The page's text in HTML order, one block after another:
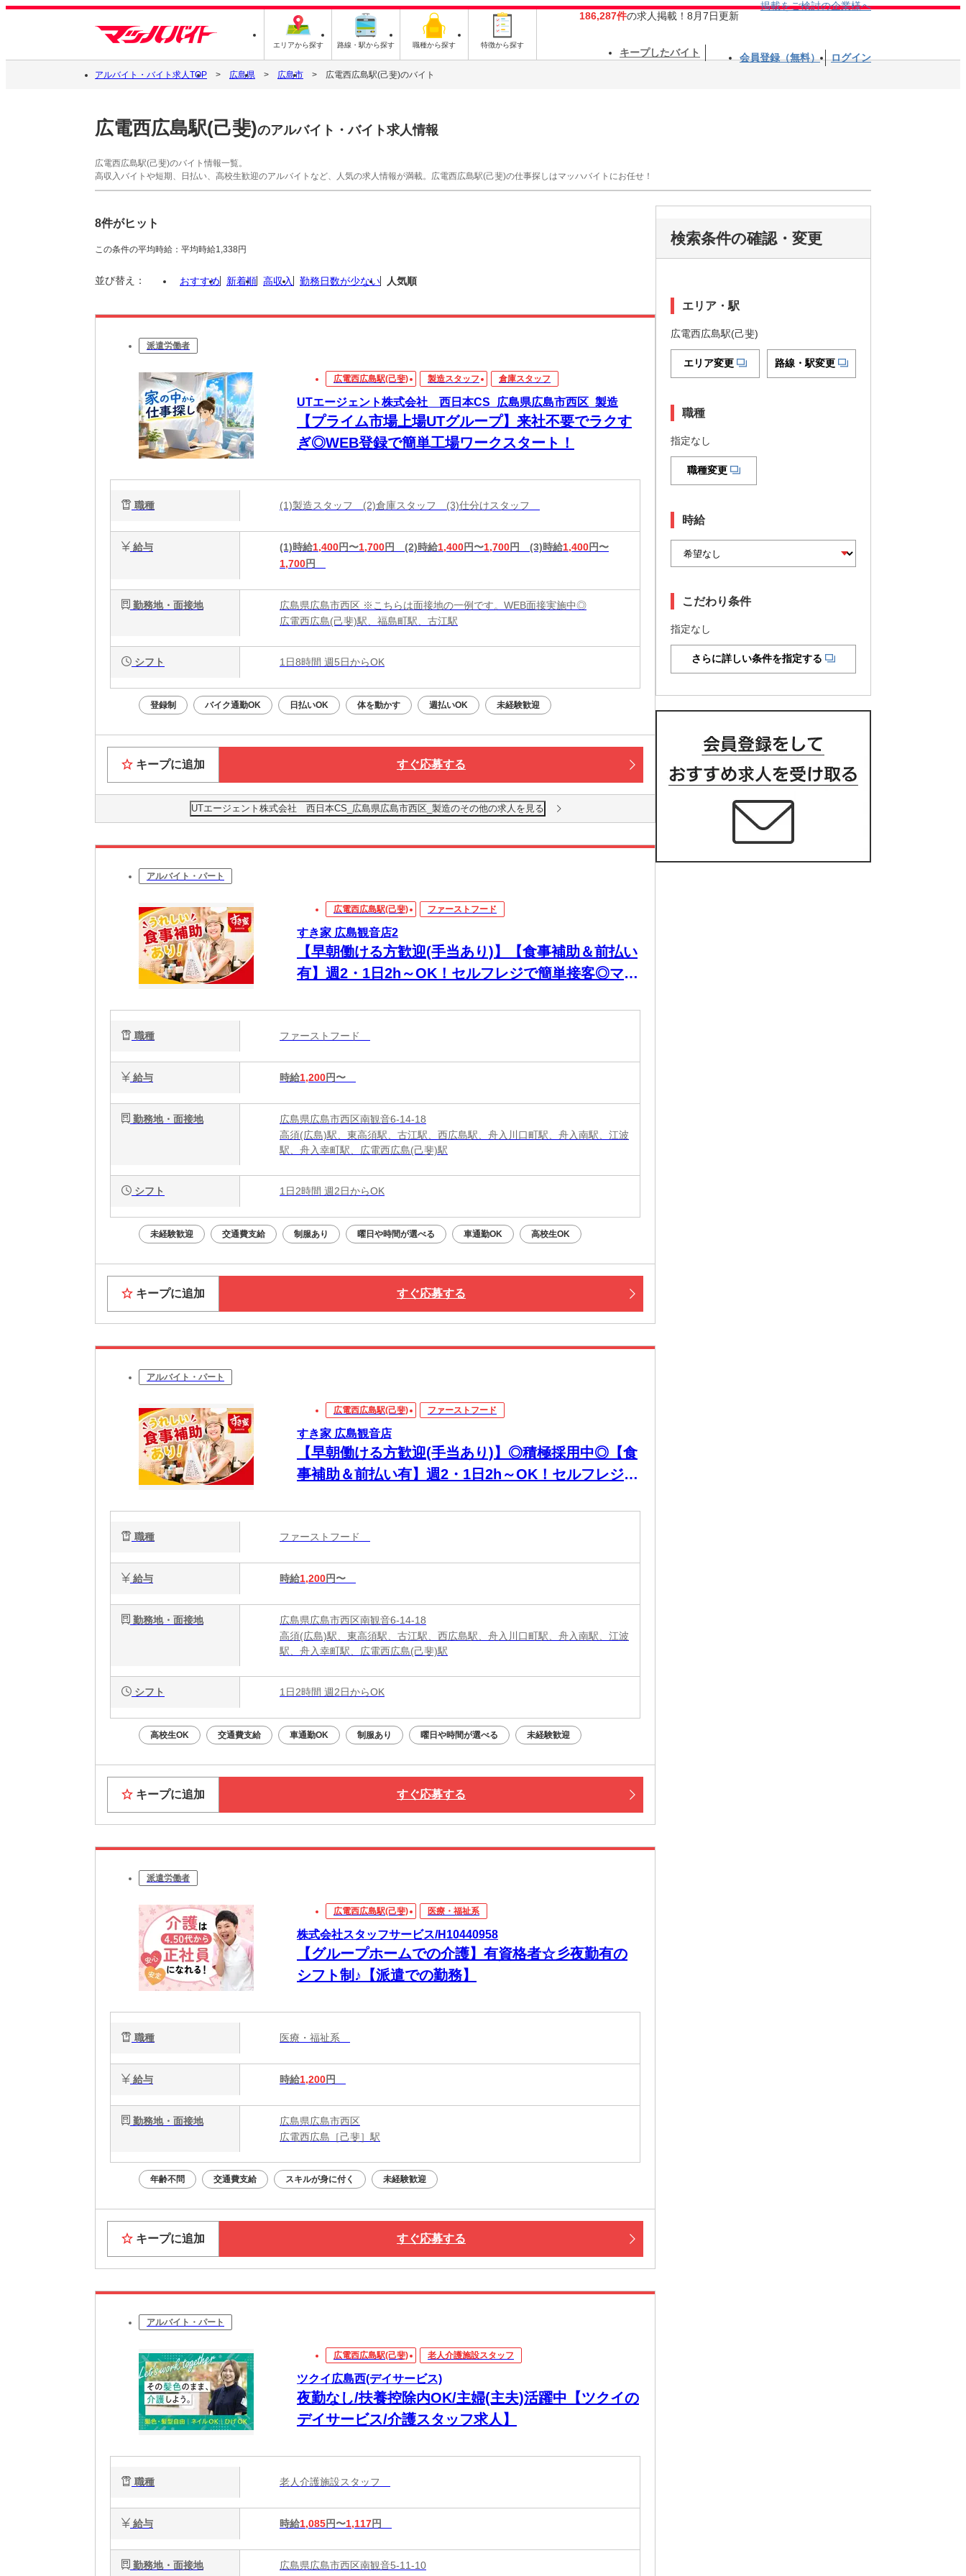
エリアから探す 路線・駅から探す 職種から探す 特徴から探す
186,287件の求人掲載！8月7日更新
掲載をご検討の企業様へ
キープしたバイト 会員登録（無料） ログイン
アルバイト・バイト求人TOP 広島県 広島市 広電西広島駅(己斐)のバイト
広電西広島駅(己斐)のアルバイト・バイト求人情報
広電西広島駅(己斐)のバイト情報一覧。
高収入バイトや短期、日払い、高校生歓迎のアルバイトなど、人気の求人情報が満載。広電西広島駅(己斐)の仕事探しはマッハバイトにお任せ！
8件がヒット
この条件の平均時給：平均時給1,338円
並び替え： おすすめ 新着順 高収入 勤務日数が少ない 人気順
派遣労働者
広電西広島駅(己斐) 製造スタッフ 倉庫スタッフ
UTエージェント株式会社 西日本CS_広島県広島市西区_製造
【プライム市場上場UTグループ】来社不要でラクす
ぎ◎WEB登録で簡単工場ワークスタート！
職種 (1)製造スタッフ (2)倉庫スタッフ (3)仕分けスタッフ
給与 (1)時給1,400円〜1,700円 (2)時給1,400円〜1,700円 (3)時給1,400円〜
1,700円
勤務地・面接地
広島県広島市西区 ※こちらは面接地の一例です。WEB面接実施中◎
広電西広島(己斐)駅、福島町駅、古江駅
シフト 1日8時間 週5日からOK
登録制 バイク通勤OK 日払いOK 体を動かす 週払いOK 未経験歓迎
キープに追加 すぐ応募する
UTエージェント株式会社 西日本CS_広島県広島市西区_製造のその他の求人を見る
アルバイト・パート
広電西広島駅(己斐) ファーストフード
すき家 広島観音店2
【早朝働ける方歓迎(手当あり)】【食事補助＆前払い
有】週2・1日2h～OK！セルフレジで簡単接客◎マニ
職種 ファーストフード
給与 時給1,200円〜
勤務地・面接地
広島県広島市西区南観音6-14-18
高須(広島)駅、東高須駅、古江駅、西広島駅、舟入川口町駅、舟入南駅、江波
駅、舟入幸町駅、広電西広島(己斐)駅
シフト 1日2時間 週2日からOK
未経験歓迎 交通費支給 制服あり 曜日や時間が選べる 車通勤OK 高校生OK
キープに追加 すぐ応募する
アルバイト・パート
広電西広島駅(己斐) ファーストフード
すき家 広島観音店
【早朝働ける方歓迎(手当あり)】◎積極採用中◎【食
事補助＆前払い有】週2・1日2h～OK！セルフレジで
職種 ファーストフード
給与 時給1,200円〜
勤務地・面接地
広島県広島市西区南観音6-14-18
高須(広島)駅、東高須駅、古江駅、西広島駅、舟入川口町駅、舟入南駅、江波
駅、舟入幸町駅、広電西広島(己斐)駅
シフト 1日2時間 週2日からOK
高校生OK 交通費支給 車通勤OK 制服あり 曜日や時間が選べる 未経験歓迎
キープに追加 すぐ応募する
派遣労働者
広電西広島駅(己斐) 医療・福祉系
株式会社スタッフサービス/H10440958
【グループホームでの介護】有資格者☆彡夜勤有の
シフト制♪【派遣での勤務】
職種 医療・福祉系
給与 時給1,200円
勤務地・面接地
広島県広島市西区
広電西広島［己斐］駅
年齢不問 交通費支給 スキルが身に付く 未経験歓迎
キープに追加 すぐ応募する
アルバイト・パート
広電西広島駅(己斐) 老人介護施設スタッフ
ツクイ広島西(デイサービス)
夜勤なし/扶養控除内OK/主婦(主夫)活躍中【ツクイの
デイサービス/介護スタッフ求人】
職種 老人介護施設スタッフ
給与 時給1,085円〜1,117円
勤務地・面接地
広島県広島市西区南観音5-11-10
検索条件の確認・変更
エリア・駅
広電西広島駅(己斐)
エリア変更 路線・駅変更
職種
指定なし
職種変更
時給
こだわり条件
指定なし
さらに詳しい条件を指定する